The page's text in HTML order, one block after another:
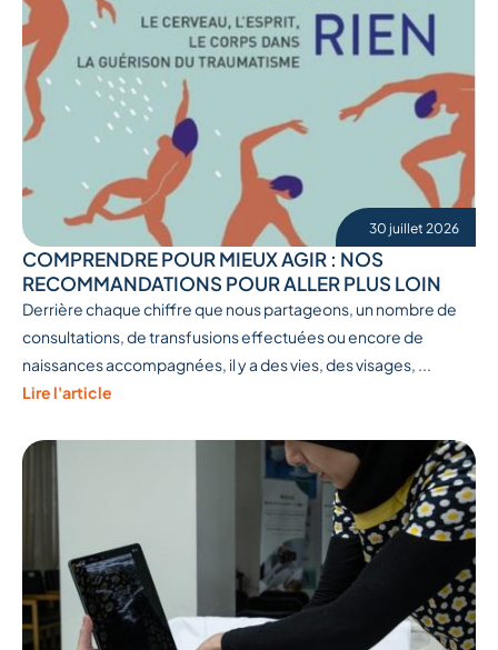
30 juillet 2026
COMPRENDRE POUR MIEUX AGIR : NOS
RECOMMANDATIONS POUR ALLER PLUS LOIN
Derrière chaque chiffre que nous partageons, un nombre de
consultations, de transfusions effectuées ou encore de
naissances accompagnées, il y a des vies, des visages, ...
Lire l'article